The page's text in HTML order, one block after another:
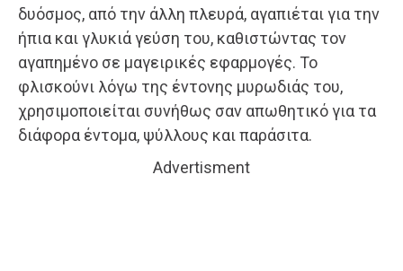
δυόσμος, από την άλλη πλευρά, αγαπιέται για την
ήπια και γλυκιά γεύση του, καθιστώντας τον
αγαπημένο σε μαγειρικές εφαρμογές. Το
φλισκούνι λόγω της έντονης μυρωδιάς του,
χρησιμοποιείται συνήθως σαν απωθητικό για τα
διάφορα έντομα, ψύλλους και παράσιτα.
Advertisment